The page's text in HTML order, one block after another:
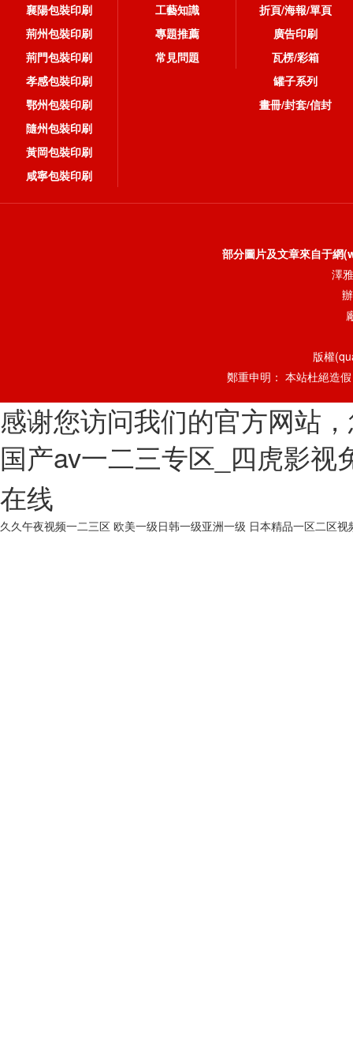
襄陽包裝印刷
荊州包裝印刷
荊門包裝印刷
孝感包裝印刷
鄂州包裝印刷
隨州包裝印刷
黃岡包裝印刷
咸寧包裝印刷
工藝知識
專題推薦
常見問題
折頁/海報/單頁
廣告印刷
瓦楞/彩箱
罐子系列
畫冊/封套/信封
部分圖片及文章來自于網
澤
版權
鄭重申明： 本站杜絕造假
感谢您访问我们的官方网站
国产av一二三专区_四虎影
在线
久久午夜视频一二三区 欧美一级日韩一级亚洲一级 日本精品一区二区视